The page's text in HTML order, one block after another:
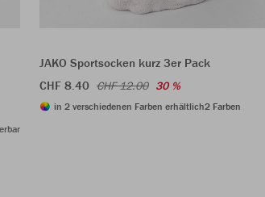
JAKO Sportsocken kurz 3er Pack
CHF 8.40 CHF 12.00 30 %
in 2 verschiedenen Farben erhältlich2 Farben